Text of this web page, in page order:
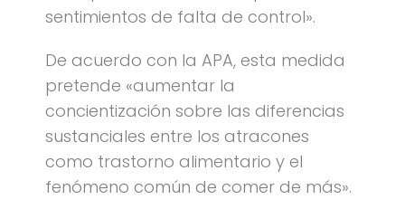
sentimientos de falta de control».
De acuerdo con la APA, esta medida
pretende «aumentar la
concientización sobre las diferencias
sustanciales entre los atracones
como trastorno alimentario y el
fenómeno común de comer de más».